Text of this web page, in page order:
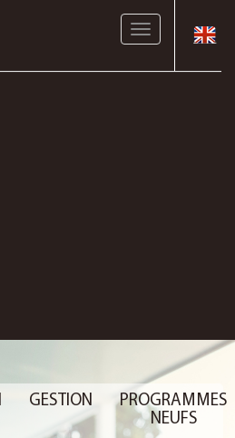
Toggle
GESTION
PROGRAMMES
NEUFS